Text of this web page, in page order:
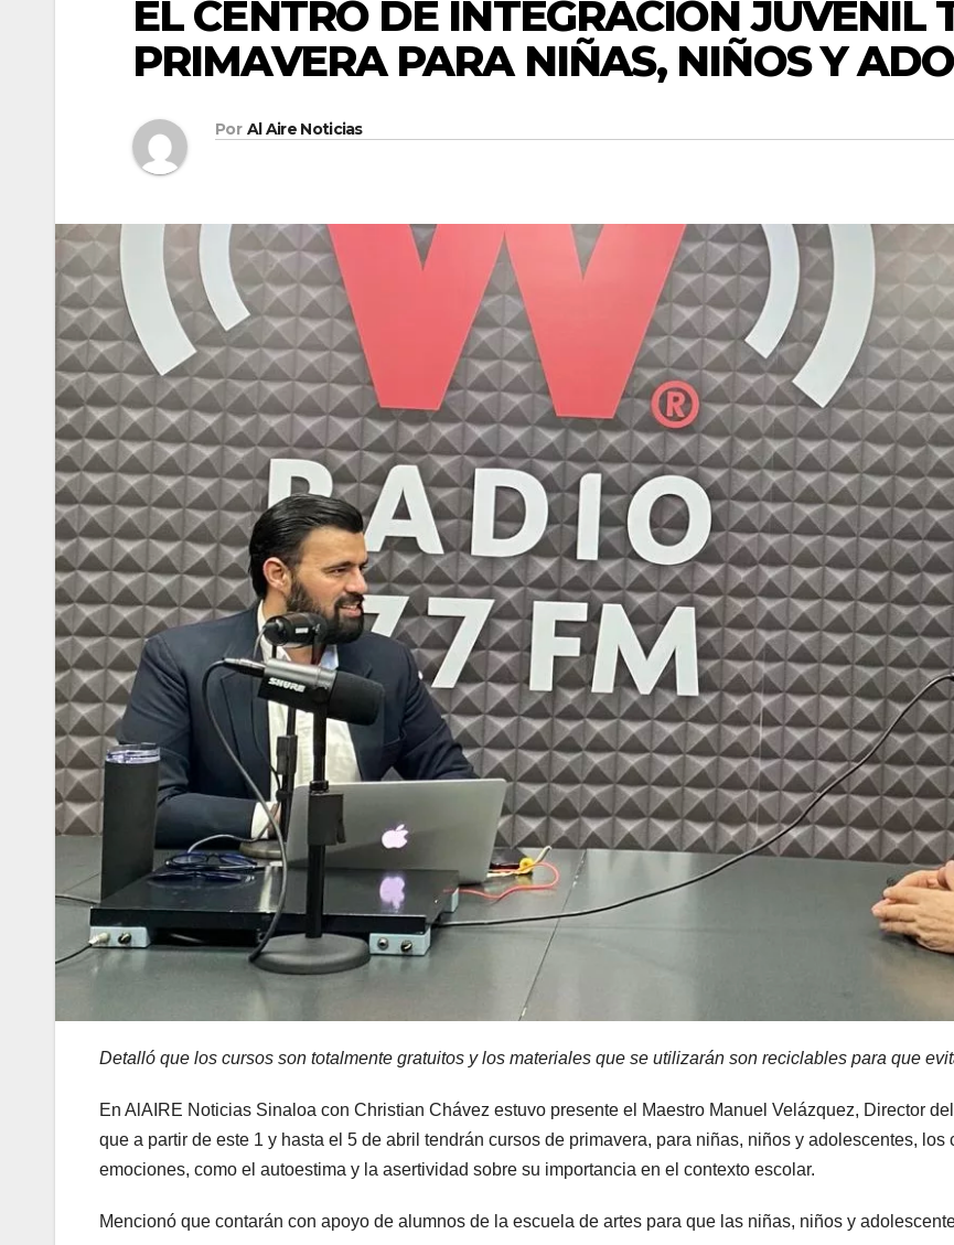
EL CENTRO DE INTEGRACIÓN JUVENIL
PRIMAVERA PARA NIÑAS, NIÑOS Y
Por Al Aire Noticias
Detalló que los cursos son totalmente gratuitos y los materiales que se utilizarán son reciclables para que
En AlAIRE Noticias Sinaloa con Christian Chávez estuvo presente el Maestro Manuel Velázquez, Director
que a partir de este 1 y hasta el 5 de abril tendrán cursos de primavera, para niñas, niños y adolescentes,
emociones, como el autoestima y la asertividad sobre su importancia en el contexto escolar.
Mencionó que contarán con apoyo de alumnos de la escuela de artes para que las niñas, niños y